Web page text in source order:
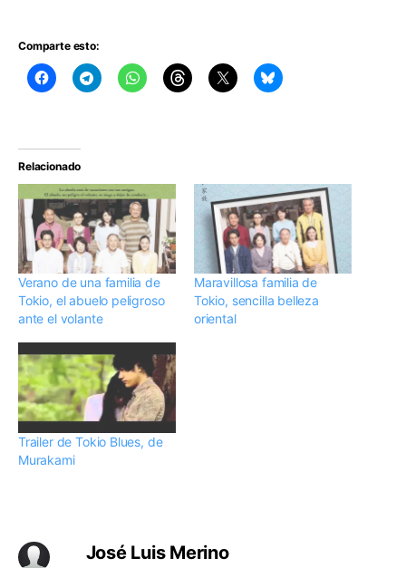
Comparte esto:
Relacionado
Verano de una familia de
Tokio, el abuelo peligroso
ante el volante
Maravillosa familia de
Tokio, sencilla belleza
oriental
Trailer de Tokio Blues, de
Murakami
José Luis Merino